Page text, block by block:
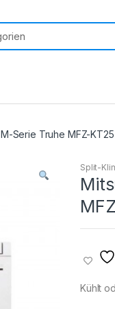
Serie Truhe MFZ-
Split-
Kühlt